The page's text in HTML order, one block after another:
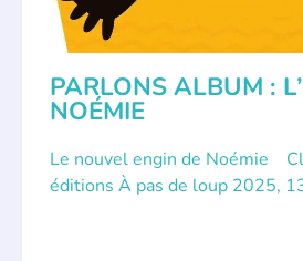
PARLONS ALBUM :
NOÉMIE
Le nouvel engin de Noémie
éditions À pas de loup 2025,